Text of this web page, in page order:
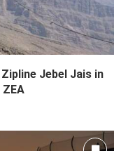
Jebel Jais in
ZEA